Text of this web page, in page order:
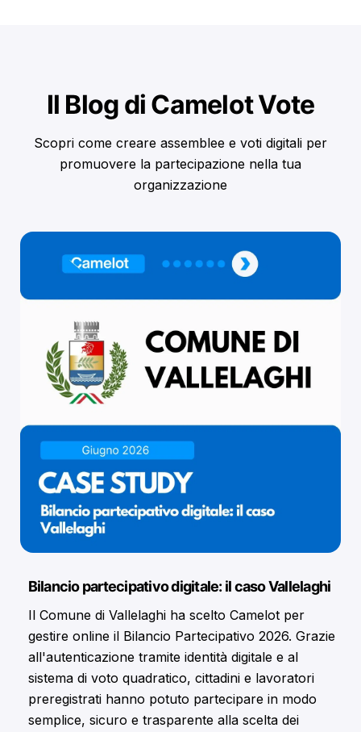
Il Blog di Camelot Vote
Scopri come creare assemblee e voti digitali per
promuovere la partecipazione nella tua
organizzazione
Bilancio partecipativo digitale: il caso Vallelaghi
Il Comune di Vallelaghi ha scelto Camelot per
gestire online il Bilancio Partecipativo 2026. Grazie
all'autenticazione tramite identità digitale e al
sistema di voto quadratico, cittadini e lavoratori
preregistrati hanno potuto partecipare in modo
semplice, sicuro e trasparente alla scelta dei